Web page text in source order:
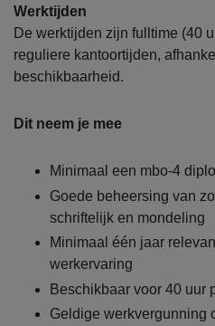
Werktijden
De werktijden zijn fulltime (40
reguliere kantoortijden,
beschikbaarheid.
Dit neem je mee
Minimaal een mbo-4
Goede beheersing van
schriftelijk en mondeling
Minimaal één jaar
werkervaring
Beschikbaar voor 40 uur
Geldige werkvergunning